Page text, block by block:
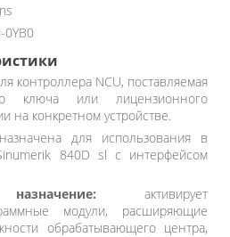
0YB0
контроллера NCU, поставляемая
ключа или лицензионного
на конкретном устройстве.
для использования в
840D sl с интерфейсом
активирует
модули, расширяющие
обрабатывающего центра,